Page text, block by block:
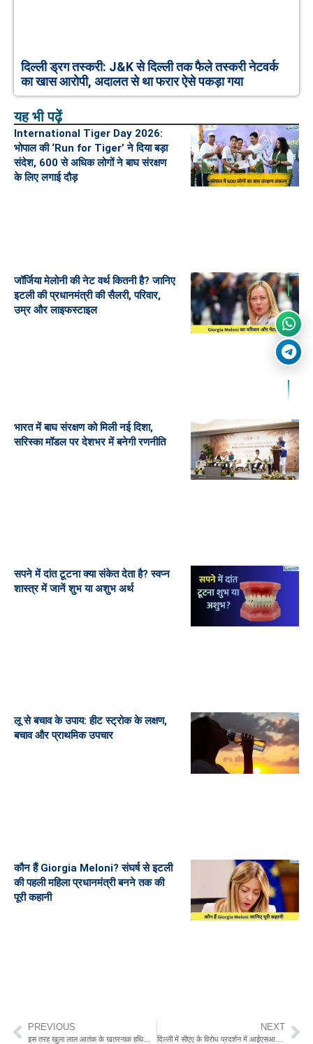
दिल्ली ड्रग तस्करी: J&K से दिल्ली तक फैले तस्करी नेटवर्क
का खास आरोपी, अदालत से था फरार ऐसे पकड़ा गया
यह भी पढ़ें
International Tiger Day 2026:
भोपाल की ‘Run for Tiger’ ने दिया बड़ा
संदेश, 600 से अधिक लोगों ने बाघ संरक्षण
के लिए लगाई दौड़
जॉर्जिया मेलोनी की नेट वर्थ कितनी है? जानिए
इटली की प्रधानमंत्री की सैलरी, परिवार,
उम्र और लाइफस्टाइल
भारत में बाघ संरक्षण को मिली नई दिशा,
सरिस्का मॉडल पर देशभर में बनेगी रणनीति
सपने में दांत टूटना क्या संकेत देता है? स्वप्न
शास्त्र में जानें शुभ या अशुभ अर्थ
लू से बचाव के उपाय: हीट स्ट्रोक के लक्षण,
बचाव और प्राथमिक उपचार
कौन हैं Giorgia Meloni? संघर्ष से इटली
की पहली महिला प्रधानमंत्री बनने तक की
पूरी कहानी
PREVIOUS
इस तरह खुला लाल आतंक के खतरनाक हथियार का राज, देखें वीडियो
NEXT
दिल्ली में सीएए के विरोध प्रदर्शन में आईएसआईएस का हाथ ! देखें वीडियो